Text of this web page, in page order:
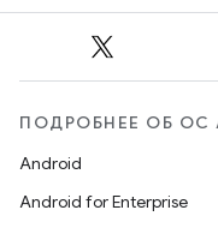
ПОДРОБНЕЕ ОБ ОС
Android
Android for Enterprise